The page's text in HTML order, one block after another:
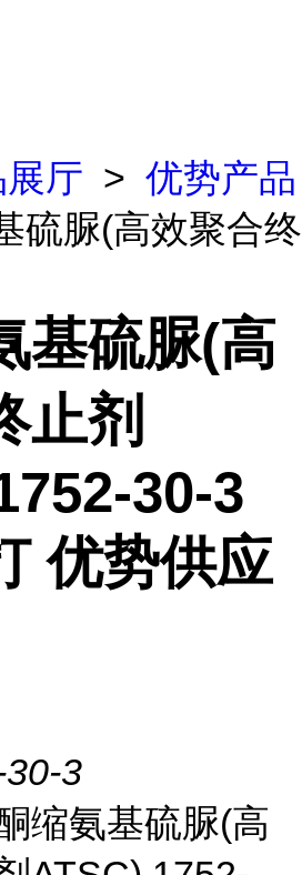
厅 > 优势产品
硫脲(高效聚合终
基硫脲(高
止剂
30-3
优势供应
3
缩氨基硫脲(高